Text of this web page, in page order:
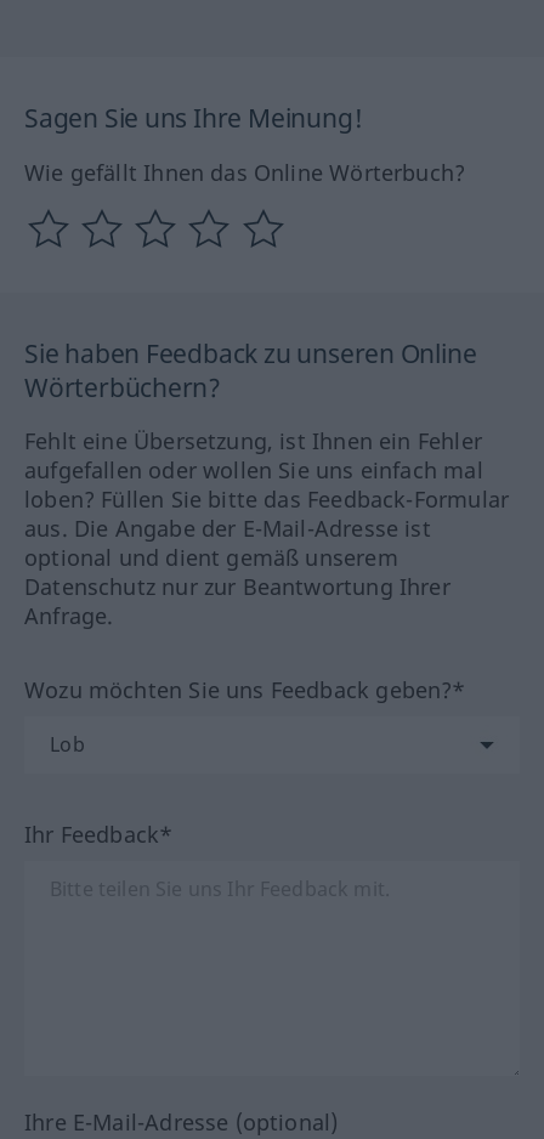
Sagen Sie uns Ihre Meinung!
Wie gefällt Ihnen das Online Wörterbuch?
Sie haben Feedback zu unseren Online
Wörterbüchern?
Fehlt eine Übersetzung, ist Ihnen ein Fehler
aufgefallen oder wollen Sie uns einfach mal
loben? Füllen Sie bitte das Feedback-Formular
aus. Die Angabe der E-Mail-Adresse ist
optional und dient gemäß unserem
Datenschutz nur zur Beantwortung Ihrer
Anfrage.
Wozu möchten Sie uns Feedback geben?*
Ihr Feedback*
Ihre E-Mail-Adresse (optional)